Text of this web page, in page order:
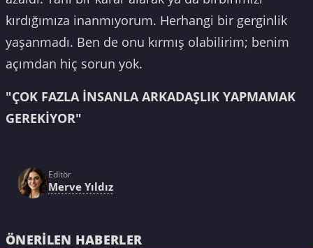
kırdığımıza inanmıyorum. Herhangi bir gerginlik
yaşanmadı. Ben de onu kırmış olabilirim; benim
açımdan hiç sorun yok.
"ÇOK FAZLA İNSANLA ARKADAŞLIK YAPMAMAK
GEREKİYOR"
Editör
Merve Yıldız
ÖNERILEN HABERLER